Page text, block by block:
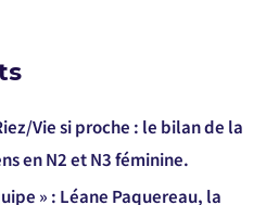
Vie si proche : le bilan de la
en N2 et N3 féminine.
» : Léane Paquereau, la